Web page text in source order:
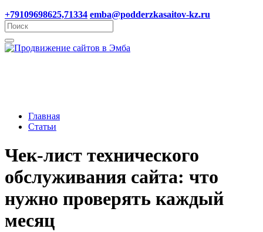
+79109698625,71334 emba@podderzkasaitov-kz.ru
Главная
Статьи
Чек-лист технического
обслуживания сайта: что
нужно проверять каждый
месяц